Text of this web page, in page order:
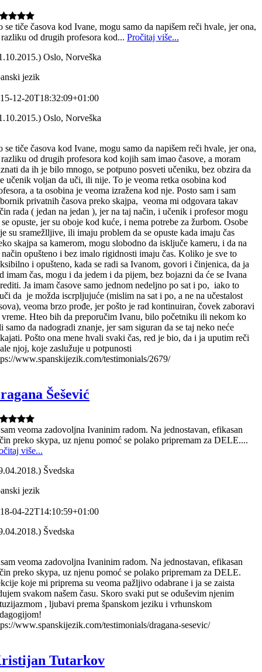
se tiče časova kod Ivane, mogu samo da napišem reči hvale, jer ona,
razliku od drugih profesora kod... Pročitaj više...
Oslo, Norveška
jezik
12-20T18:32:09+01:00
Oslo, Norveška
se tiče časova kod Ivane, mogu samo da napišem reči hvale, jer ona,
razliku od drugih profesora kod kojih sam imao časove, a moram
da ih je bilo mnogo, se potpuno posveti učeniku, bez obzira da
učenik voljan da uči, ili nije. To je veoma retka osobina kod
a ta osobina je veoma izražena kod nje. Posto sam i sam
privatnih časova preko skajpa, veoma mi odgovara takav
rada ( jedan na jedan ), jer na taj način, i učenik i profesor mogu
se opuste, jer su oboje kod kuće, i nema potrebe za žurbom. Osobe
su sramežlljive, ili imaju problem da se opuste kada imaju čas
skajpa sa kamerom, mogu slobodno da isključe kameru, i da na
način opušteno i bez imalo rigidnosti imaju čas. Koliko je sve to
i opušteno, kada se radi sa Ivanom, govori i činjenica, da ja
imam čas, mogu i da jedem i da pijem, bez bojazni da će se Ivana
Ja imam časove samo jednom nedeljno po sat i po, iako to
da je možda iscrpljujuće (mislim na sat i po, a ne na učestalost
veoma brzo prođe, jer pošto je rad kontinuiran, čovek zaboravi
vreme. Hteo bih da preporučim Ivanu, bilo početniku ili nekom ko
samo da nadogradi znanje, jer sam siguran da se taj neko neće
Pošto ona mene hvali svaki čas, red je bio, da i ja uputim reči
njoj, koje zaslužuje u potpunosti
www.spanskijezik.com/testimonials/2679/
Šešević
veoma zadovoljna Ivaninim radom. Na jednostavan, efikasan
preko skypa, uz njenu pomoć se polako pripremam za DELE....
više...
Švedska
jezik
04-22T14:10:59+01:00
Švedska
veoma zadovoljna Ivaninim radom. Na jednostavan, efikasan
preko skypa, uz njenu pomoć se polako pripremam za DELE.
koje mi priprema su veoma pažljivo odabrane i ja se zaista
svakom našem času. Skoro svaki put se oduševim njenim
, ljubavi prema španskom jeziku i vrhunskom
www.spanskijezik.com/testimonials/dragana-sesevic/
Tutarkov